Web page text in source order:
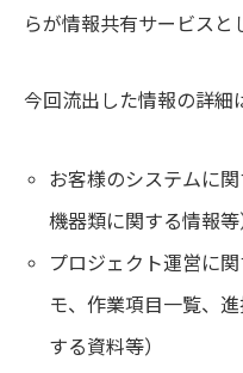
らが情報共有サービスと
今回流出した情報の詳細
お客様のシステムに
機器類に関する情報等
プロジェクト運営に
モ、作業項目一覧、
する資料等）